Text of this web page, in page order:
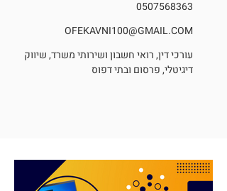
0507568363
OFEKAVNI100@GMAIL.COM
עורכי דין, רואי חשבון ושירותי משרד, שיווק
דיגיטלי, פרסום ובתי דפוס